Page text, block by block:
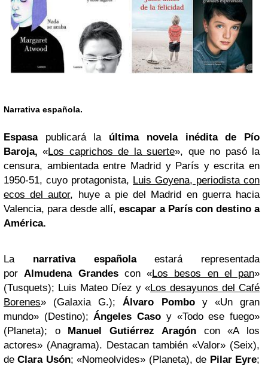
Narrativa española.
Espasapublicará la
última novela inédita de Pío
Baroja, «Los caprichos de la suerte», que no pasó la
censura, ambientada entre Madrid y París y escrita en
1950-51, cuyo protagonista, Luis Goyena, periodista con
ecos del autor, huye a pie del Madrid en guerra hacia
Valencia, para desde allí,escapar a París con destino a
América.
La narrativa española
estará representada
por Almudena Grandescon «Los besos en el pan»
(Tusquets); Luis Mateo Díez y «Los desayunos del Café
Borenes» (Galaxia G.);Álvaro Pomboy «Un gran
mundo» (Destino);Ángeles Caso y «Todo ese fuego»
(Planeta); o Manuel Gutiérrez Aragóncon «A los
actores» (Anagrama). Destacan también «Valor» (Seix),
deClara Usón; «Nomeolvides» (Planeta), de Pilar Eyre;